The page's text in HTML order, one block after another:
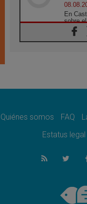
En
sobre
En
del
se
crisis
Quiénes somos FAQ
Estatus legal